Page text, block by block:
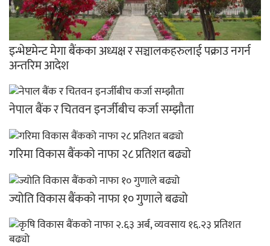
इन्भेष्टमेन्ट मेगा बैंकका अध्यक्ष र सञ्चालकहरुलाई पक्राउ नगर्न
अन्तरिम आदेश
नेपाल बैंक र चितवन इनर्जीबीच कर्जा सम्झौता
गरिमा विकास बैंकको नाफा २८ प्रतिशत बढ्यो
ज्योति विकास बैंकको नाफा १० गुणाले बढ्यो